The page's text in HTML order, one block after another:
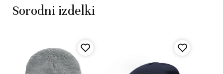
Sorodni izdelki